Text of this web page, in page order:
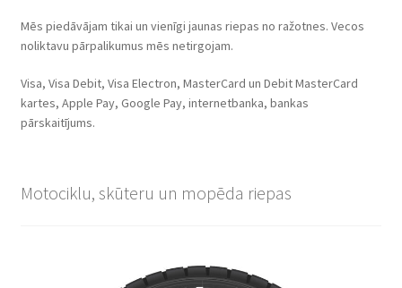
Mēs piedāvājam tikai un vienīgi jaunas riepas no ražotnes. Vecos
noliktavu pārpalikumus mēs netirgojam.
Visa, Visa Debit, Visa Electron, MasterCard un Debit MasterCard
kartes, Apple Pay, Google Pay, internetbanka, bankas
pārskaitījums.
Motociklu, skūteru un mopēda riepas